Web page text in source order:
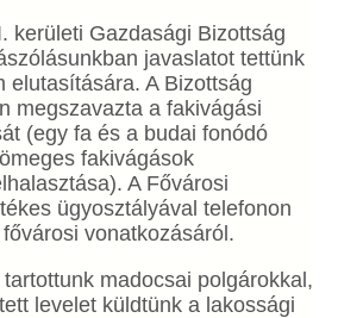
kerületi Gazdasági Bizottság
javaslatot tettünk
elutasítására. A Bizottság
megszavazta a fakivágási
(egy fa és a budai fonódó
fakivágások
A Fővárosi
ügyosztályával telefonon
vonatkozásáról.
madocsai polgárokkal,
levelet küldtünk a lakossági